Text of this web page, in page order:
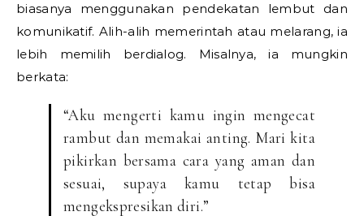
biasanya menggunakan pendekatan lembut dan
komunikatif. Alih-alih memerintah atau melarang, ia
lebih memilih berdialog. Misalnya, ia mungkin
berkata:
“Aku mengerti kamu ingin mengecat
rambut dan memakai anting. Mari kita
pikirkan bersama cara yang aman dan
sesuai, supaya kamu tetap bisa
mengekspresikan diri.”